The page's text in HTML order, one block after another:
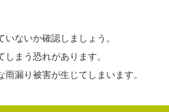
ないか確認しましょう。
まう恐れがあります。
漏り被害が生じてしまいます。